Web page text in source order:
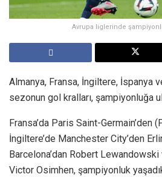
Avrupa liglerinde
Almanya, Fransa, İngiltere, İspanya
sezonun gol kralları, şampiyonluğa
Fransa’da Paris Saint-Germain’den
İngiltere’de Manchester City’den
Barcelona’dan Robert Lewandowski
Victor Osimhen, şampiyonluk